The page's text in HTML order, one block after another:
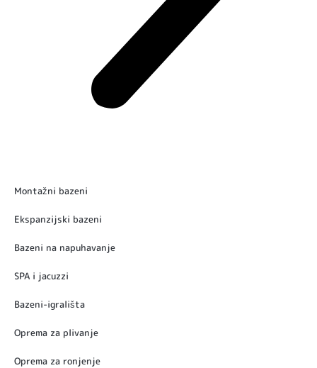
Montažni bazeni
Ekspanzijski bazeni
Bazeni na napuhavanje
SPA i jacuzzi
Bazeni-igrališta
Oprema za plivanje
Oprema za ronjenje